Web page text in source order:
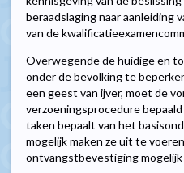
beraadslaging naar aanleiding
van de
Overwegende de huidige en
onder de bevolking te
een geest van ijver, moet de
verzoeningsprocedure
taken bepaalt van het
mogelijk maken ze uit te
ontvangstbevestiging